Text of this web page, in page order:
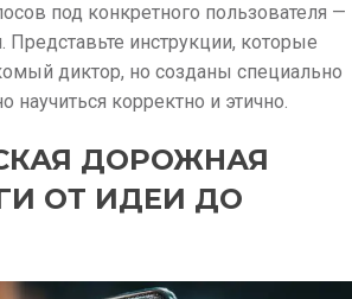
под конкретного пользователя —
Представьте инструкции, которые
диктор, но созданы специально
научиться корректно и этично.
ДОРОЖНАЯ
ОТ ИДЕИ ДО